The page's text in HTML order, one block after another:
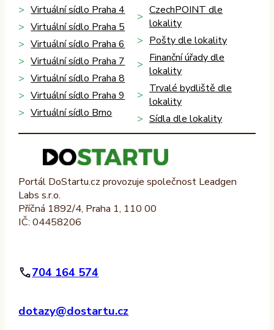
Virtuální sídlo Praha 4
Virtuální sídlo Praha 5
Virtuální sídlo Praha 6
Virtuální sídlo Praha 7
Virtuální sídlo Praha 8
Virtuální sídlo Praha 9
Virtuální sídlo Brno
CzechPOINT dle
lokality
Pošty dle lokality
Finanční úřady dle
lokality
Trvalé bydliště dle
lokality
Sídla dle lokality
Portál DoStartu.cz provozuje společnost Leadgen
Labs s.r.o.
Příčná 1892/4, Praha 1, 110 00
IČ: 04458206
704 164 574
dotazy@dostartu.cz